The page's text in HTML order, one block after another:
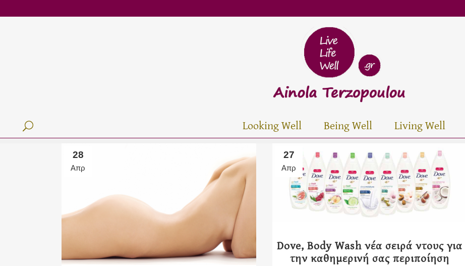
Looking Well Being Well Living Well
28
Απρ
27
Απρ
Dove, Body Wash νέα σειρά ντους για
την καθημερινή σας περιποίηση